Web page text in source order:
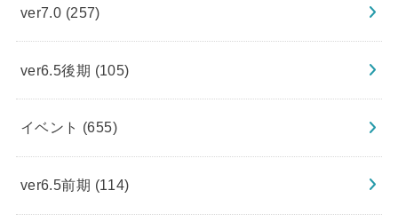
ver7.0 (257)
ver6.5後期 (105)
イベント (655)
ver6.5前期 (114)